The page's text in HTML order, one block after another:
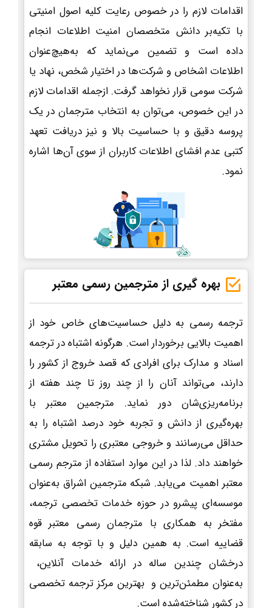
اقدامات لازم را در خصوص رعایت کلیه اصول امنیتی
با تکیه‌بر دانش متخصصان امنیت اطلاعات انجام
داده است و تضمین می‌نماید که به‌هیچ‌عنوان
اطلاعات اشخاص و شرکت‌ها در اختیار شخص، نهاد یا
شرکت سومی قرار نخواهد گرفت. ازجمله اقدامات لازم
در این خصوص، می‌توان به انتخاب مترجمان در یک
پروسه دقیق و با حساسیت بالا و نیز دریافت تعهد
کتبی عدم افشای اطلاعات کاربران از سوی آن‌ها اشاره
نمود.
بهره گیری از مترجمین رسمی معتبر
ترجمه رسمی به دلیل حساسیت‌های خاص خود از
اهمیت بالایی برخوردار است. هرگونه اشتباه در ترجمه
اسناد و مدارک برای افرادی که قصد خروج از کشور را
دارند، می‌تواند آنان را از چند روز تا چند هفته از
برنامه‌ریزی‌شان دور نماید. مترجمین معتبر با
بهره‌گیری از دانش و تجربه خود درصد اشتباه را به
حداقل می‌رسانند و خروجی معتبری را تحویل مشتری
خواهند داد. لذا در این موارد استفاده از مترجم رسمی
معتبر اهمیت می‌یابد. شبکه مترجمین اشراق به‌عنوان
موسسه‌ای پیشرو در حوزه خدمات تخصصی ترجمه،
مفتخر به همکاری با مترجمان رسمی معتبر قوه
قضاییه است. به همین دلیل و با توجه به سابقه
درخشان چندین ساله در ارائه خدمات آنلاین،
به‌عنوان مطمئن‌ترین و بهترین مرکز ترجمه تخصصی
در کشور شناخته‌شده است.